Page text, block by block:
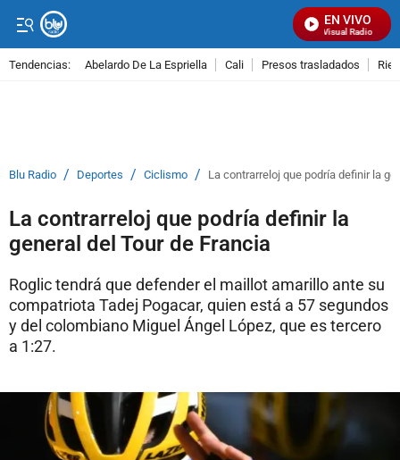
EN VIVO
Señal Visual Radio
Tendencias: Abelardo De La Espriella Cali Presos trasladados
Blu Radio / Deportes / Ciclismo / La contrarreloj que podría definir la
La contrarreloj que podría definir la
general del Tour de Francia
Roglic tendrá que defender el maillot amarillo ante su
compatriota Tadej Pogacar, quien está a 57 segundos
y del colombiano Miguel Ángel López, que es tercero
a 1:27.